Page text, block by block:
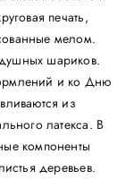
печать,
мелом.
шариков.
и ко Дню
из
латекса. В
компоненты
деревьев.